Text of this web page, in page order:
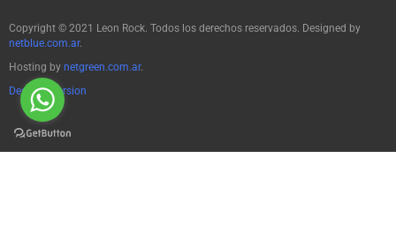
Copyright © 2021 Leon Rock. Todos los derechos reservados. Designed by
netblue.com.ar.
Hosting by netgreen.com.ar.
Desktop Version